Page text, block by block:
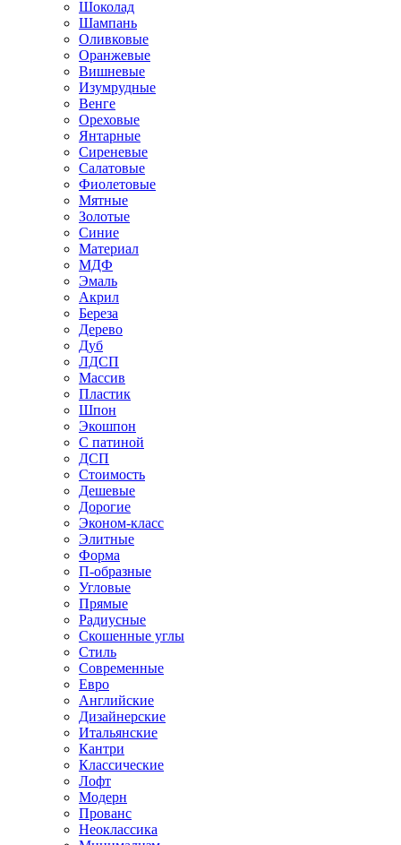
Шоколад
Шампань
Оливковые
Оранжевые
Вишневые
Изумрудные
Венге
Ореховые
Янтарные
Сиреневые
Салатовые
Фиолетовые
Мятные
Золотые
Синие
Материал
МДФ
Эмаль
Акрил
Береза
Дерево
Дуб
ЛДСП
Массив
Пластик
Шпон
Экошпон
С патиной
ДСП
Стоимость
Дешевые
Дорогие
Эконом-класс
Элитные
Форма
П-образные
Угловые
Прямые
Радиусные
Скошенные углы
Стиль
Современные
Евро
Английские
Дизайнерские
Итальянские
Кантри
Классические
Лофт
Модерн
Прованс
Неоклассика